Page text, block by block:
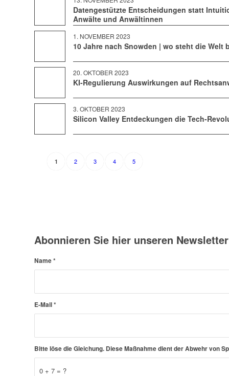
Datengestützte Entscheidungen statt
Anwälte und Anwältinnen
1. NOVEMBER 2023
10 Jahre nach Snowden | wo steht die Welt
20. OKTOBER 2023
KI-Regulierung Auswirkungen auf
3. OKTOBER 2023
Silicon Valley Entdeckungen die Tech-
1 2 3 4 5
Abonnieren Sie hier unseren Newsletter
Name*
E-Mail*
0 + 7 = ?
Bitte löse die Gleichung. Diese Maßnahme dient der Abwehr von